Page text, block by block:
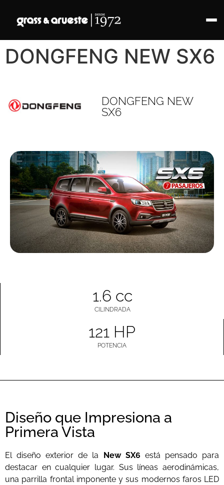
DONGFENG NEW SX6
DONGFENG NEW
SX6
1.6 cc
CILINDRADA
121 HP
POTENCIA
Diseño que Impresiona a
Primera Vista
El diseño exterior de la New SX6 está pensado para
destacar en cualquier lugar. Sus líneas aerodinámicas,
una parrilla frontal imponente y sus modernos faros LED